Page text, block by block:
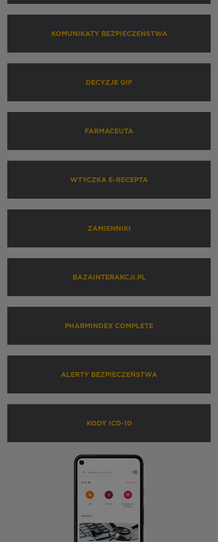
KOMUNIKATY BEZPIECZEŃSTWA
DECYZJE GIF
FARMACEUTA
WTYCZKA E-RECEPTA
ZAMIENNIKI
BAZAINTERAKCJI.PL
PHARMINDEX COMPLETE
ALERTY BEZPIECZEŃSTWA
KODY ICD-10